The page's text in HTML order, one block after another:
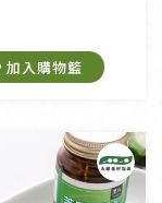
加入購物籃